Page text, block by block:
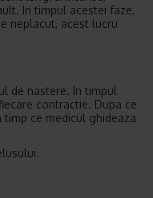
In timpul acestei faze,
neplacut, acest lucru
de nastere. In timpul
contractie. Dupa ce
ce medicul ghideaza